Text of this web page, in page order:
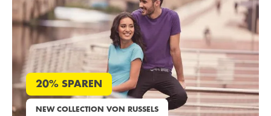
20% SPAREN
NEW COLLECTION VON RUSSELS